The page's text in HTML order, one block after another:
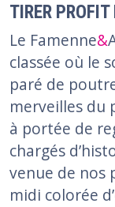
TIRER PROFIT
Le Famenne&
classée où le
paré de
merveilles du
à portée de
chargés
venue de nos
midi colorée